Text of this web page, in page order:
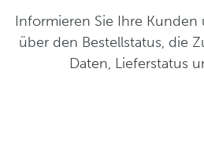
Informieren Sie Ihre
über den Bestellstatus, die
Daten, Lieferstatus